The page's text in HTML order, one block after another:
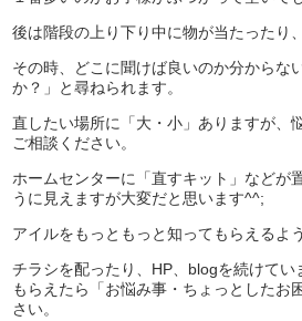
後は階段の上り下り中に物が当たったり
その時、どこに聞けば良いのか分からな
か？」と尋ねられます。
直したい場所に「大・小」ありますが、
ご相談ください。
ホームセンターに「直すキット」などが
うに見えますが大変だと思います^^;
アイルをもっともっと知ってもらえるよう
チラシを配ったり、HP、blogを続けてい
もらえたら「お悩み事・ちょっとしたお
さい。